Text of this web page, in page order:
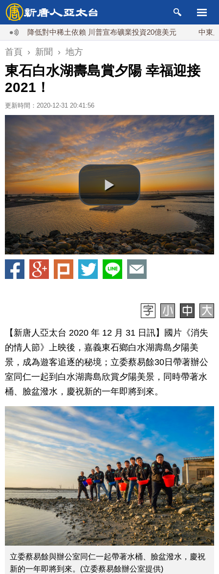
低對中稀土依賴 川普宣布礦業投資20億美元 中東局勢動盪
首頁 › 新聞 › 地方
東石白水湖壽島賞夕陽 幸福迎接
2021！
更新時間：2020-12-31 20:41:56
【新唐人亞太台 2020 年 12 月 31 日訊】國片《消失
的情人節》上映後，嘉義東石鄉白水湖壽島夕陽美
景，成為遊客追逐的秘境；立委蔡易餘30日帶著辦公
室同仁一起到白水湖壽島欣賞夕陽美景，同時帶著水
桶、臉盆潑水，慶祝新的一年即將到來。
立委蔡易餘與辦公室同仁一起帶著水桶、臉盆潑水，慶祝
新的一年即將到來。(立委蔡易餘辦公室提供)